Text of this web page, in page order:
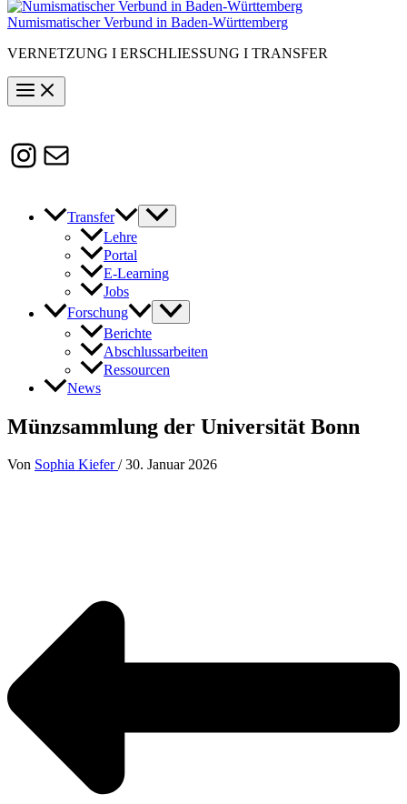
Numismatischer Verbund in Baden-Württemberg
VERNETZUNG I ERSCHLIESSUNG I TRANSFER
Instagram
Susanne.Boerner@zaw.uni-
heidelberg.de
Transfer
Lehre
Portal
E-Learning
Jobs
Forschung
Berichte
Abschlussarbeiten
Ressourcen
News
Münzsammlung der Universität Bonn
Von Sophia Kiefer/30. Januar 2026